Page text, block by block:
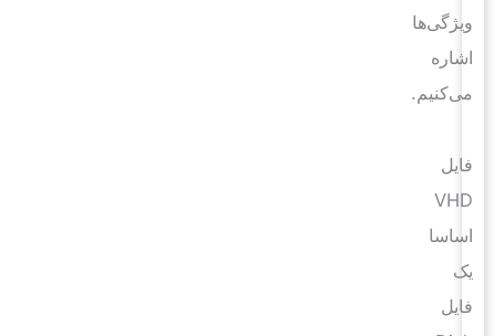
ویژگی‌ها
اشاره
می‌کنیم.
فایل
VHD
اساسا
فایل